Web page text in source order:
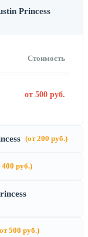
Princess
Стоимость
от 500 руб.
(от 200 руб.)
400 руб.)
500 руб.)